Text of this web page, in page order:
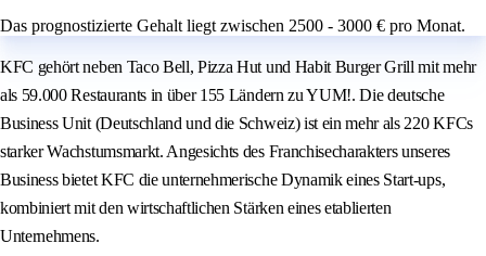
Das prognostizierte Gehalt liegt zwischen 2500 - 3000 € pro Monat.
KFC gehört neben Taco Bell, Pizza Hut und Habit Burger Grill mit mehr
als 59.000 Restaurants in über 155 Ländern zu YUM!. Die deutsche
Business Unit (Deutschland und die Schweiz) ist ein mehr als 220 KFCs
starker Wachstumsmarkt. Angesichts des Franchisecharakters unseres
Business bietet KFC die unternehmerische Dynamik eines Start-ups,
kombiniert mit den wirtschaftlichen Stärken eines etablierten
Unternehmens.